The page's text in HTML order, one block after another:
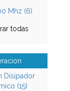
Mhz (6)
todas
Disipador
(15)